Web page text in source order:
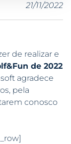
21/11/2022
de realizar e
de 2022
agradece
pela
conosco